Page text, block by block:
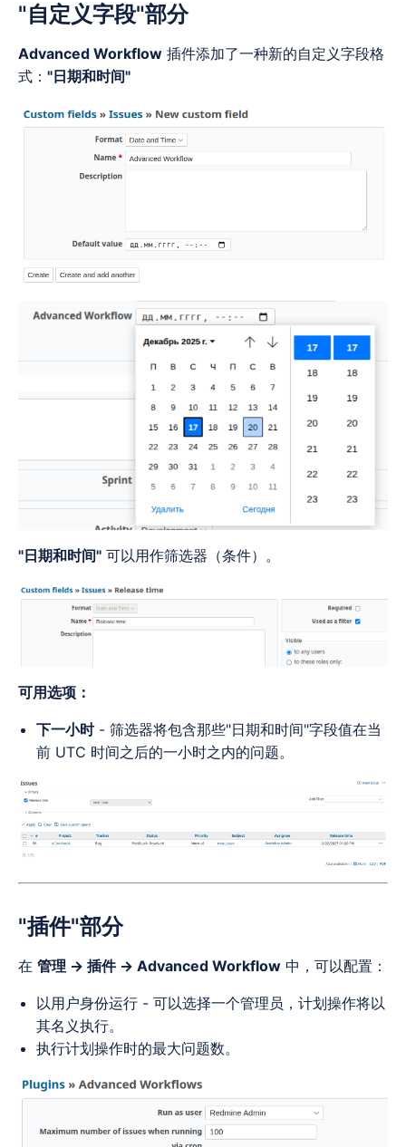
"自定义字段"部分
Advanced Workflow 插件添加了一种新的自定义字段格
式： "日期和时间"
"日期和时间" 可以用作筛选器（条件）。
可用选项：
下一小时- 筛选器将包含那些"日期和时间"字段值在当
前 UTC 时间之后的一小时之内的问题。
"插件"部分
在 管理 → 插件 → Advanced Workflow 中，可以配置：
以用户身份运行 - 可以选择一个管理员，计划操作将以
其名义执行。
执行计划操作时的最大问题数。